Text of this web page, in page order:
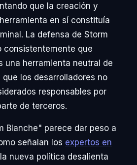
que la creación y
en sí constituía
La defensa de Storm
consistentemente que
una herramienta neutral de
los desarrolladores no
responsables por
de terceros.
Blanche" parece dar peso a
señalan los expertos en
nueva política desalienta